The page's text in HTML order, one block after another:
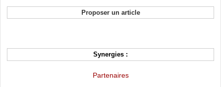
Proposer un article
Synergies :
Partenaires